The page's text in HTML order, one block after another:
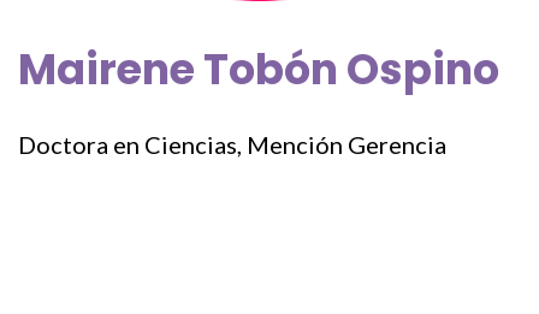
Mairene Tobón Ospino
Doctora en Ciencias, Mención Gerencia